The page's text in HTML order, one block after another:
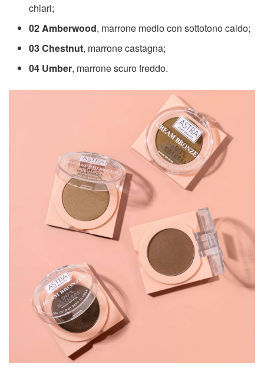
chiari;
02 Amberwood, marrone medio con sottotono caldo;
03 Chestnut, marrone castagna;
04 Umber, marrone scuro freddo.